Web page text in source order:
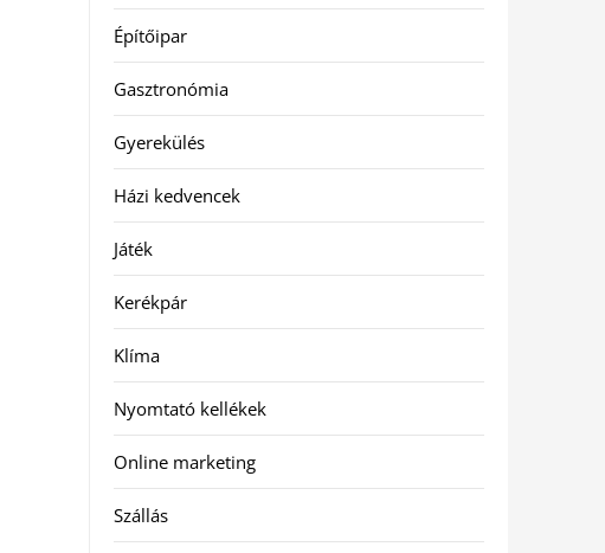
Építőipar
Gasztronómia
Gyerekülés
Házi kedvencek
Játék
Kerékpár
Klíma
Nyomtató kellékek
Online marketing
Szállás